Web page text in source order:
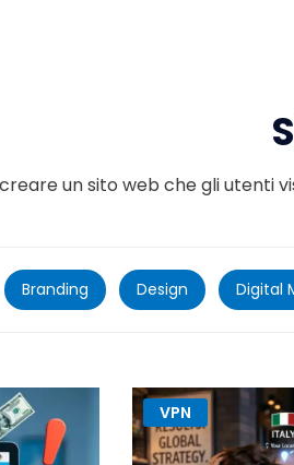
un sito web che gli
Branding Design Digital
VPN